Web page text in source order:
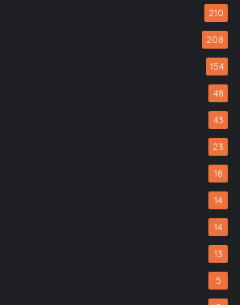
210
208
154
48
43
23
18
14
14
13
5